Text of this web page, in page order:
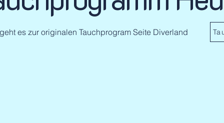
es zur originalen Tauchprogram Seite Diverland